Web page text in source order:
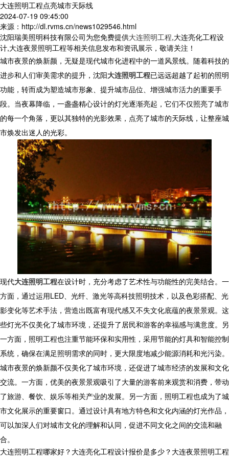
大连照明工程点亮城市天际线
2024-07-19 09:45:00
来源：http://dl.rvms.cn/news1029546.html
沈阳瑞美照明科技有限公司为您免费提供大连照明工程,大连亮化工程设
计,大连夜景照明工程等相关信息发布和资讯展示，敬请关注！
城市夜景的焕新颜，无疑是现代城市化进程中的一道风景线。随着科技的
进步和人们审美需求的提升，沈阳大连照明工程已远远超越了起初的照明
功能，转而成为塑造城市形象、提升城市品位、增强城市活力的重要手
段。当夜幕降临，一盏盏精心设计的灯光逐渐亮起，它们不仅照亮了城市
的每一个角落，更以其独特的光影效果，点亮了城市的天际线，让整座城
市焕发出迷人的光彩。
现代大连照明工程在设计时，充分考虑了艺术性与功能性的完美结合。一
方面，通过运用LED、光纤、激光等高科技照明技术，以及色彩搭配、光
影变化等艺术手法，营造出既富有现代感又不失文化底蕴的夜景景观。这
些灯光不仅美化了城市环境，还提升了居民和游客的幸福感与满意度。另
一方面，照明工程也注重节能环保和实用性，采用节能的灯具和智能控制
系统，确保在满足照明需求的同时，更大限度地减少能源消耗和光污染。
城市夜景的焕新颜不仅美化了城市环境，还促进了城市经济的发展和文化
交流。一方面，优美的夜景景观吸引了大量的游客前来观赏和消费，带动
了旅游、餐饮、娱乐等相关产业的发展。另一方面，照明工程也成为了城
市文化展示的重要窗口。通过设计具有地方特色和文化内涵的灯光作品，
可以加深人们对城市文化的理解和认同，促进不同文化之间的交流和融
合。
大连照明工程哪家好？大连亮化工程设计报价是多少？大连夜景照明工程